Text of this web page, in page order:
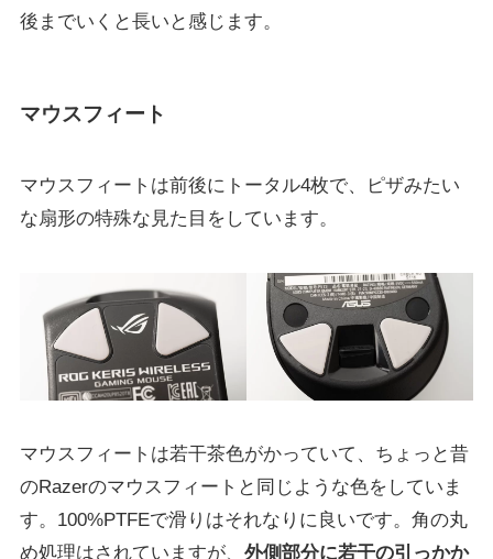
後までいくと長いと感じます。
マウスフィート
マウスフィートは前後にトータル4枚で、ピザみたい
な扇形の特殊な見た目をしています。
マウスフィートは若干茶色がかっていて、ちょっと昔
のRazerのマウスフィートと同じような色をしていま
す。100%PTFEで滑りはそれなりに良いです。角の丸
め処理はされていますが、 外側部分に若干の引っかか